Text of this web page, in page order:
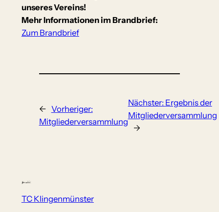
unseres Vereins!
Mehr Informationen im Brandbrief:
Zum Brandbrief
← Vorheriger:
Mitgliederversammlung
Nächster: Ergebnis der
Mitgliederversammlung
→
TC Klingenmünster